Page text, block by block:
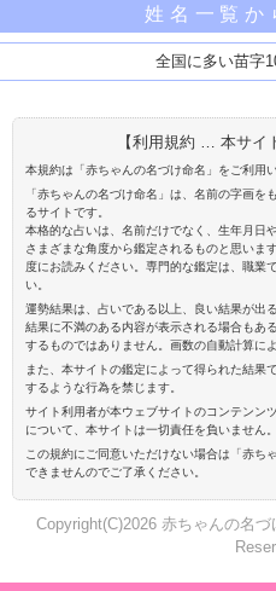
姓名一覧か
全国に多い苗字
【利用規約 … 本サイ
本規約は「赤ちゃんの名づけ命名」をご利用
「赤ちゃんの名づけ命名」は、名前の字画を
るサイトです。
本格的な占いは、名前だけでなく、生年月日
さまざまな角度から鑑定されるものと思いま
度にお読みください。専門的な鑑定は、職業
い。
運勢結果は、占いである以上、良い結果が出
結果に不満のある内容が表示される場合もあ
するものではありません。画数の自動計算に
また、本サイトの鑑定によって得られた結果
するような行為を禁じます。
サイト利用者が本ウェブサイトのコンテンン
について、本サイトは一切責任を負いません。
この規約にご同意いただけない場合は「赤ち
できませんのでご了承ください。
Copyright(C)2026 赤ちゃんの名